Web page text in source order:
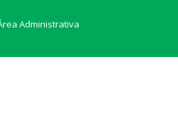
Administrativa